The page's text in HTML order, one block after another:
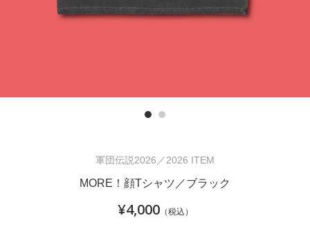
軍団伝説2026／2026 ITEM
MORE！顔Tシャツ／ブラック
¥4,000（税込）